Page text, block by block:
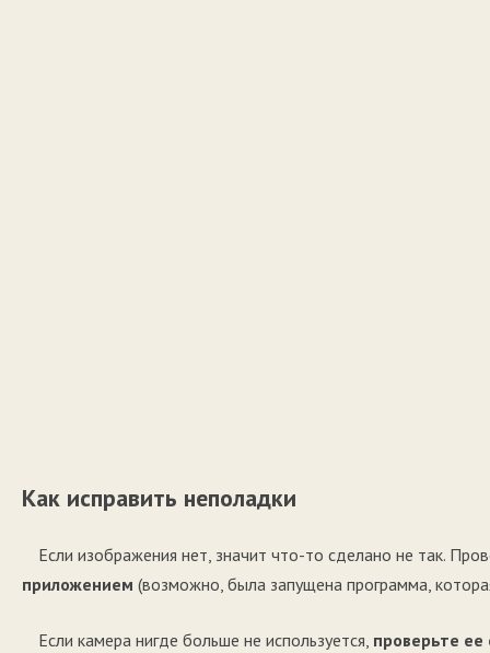
Как исправить неполадки
Если изображения нет, значит что-то сделано не так.
приложением (возможно, была запущена программа,
Если камера нигде больше не используется, проверьте